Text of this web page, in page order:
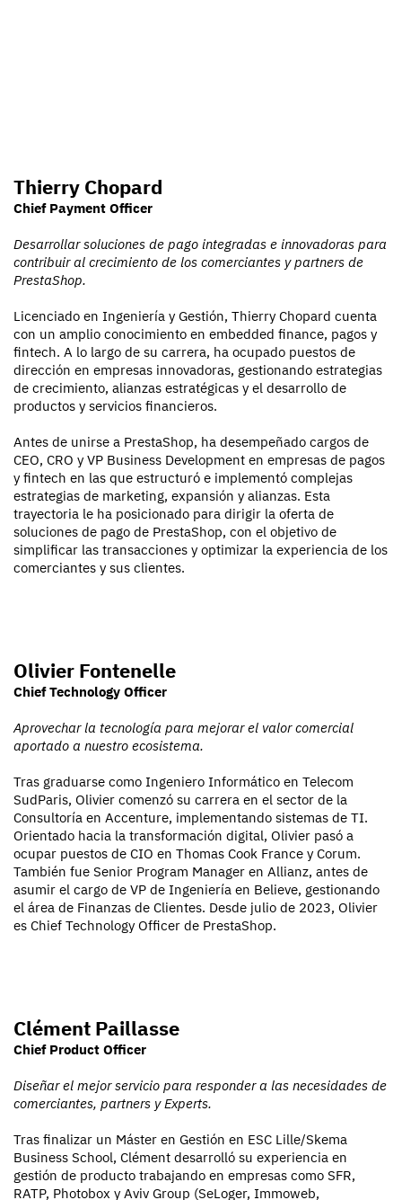
Thierry Chopard
Chief Payment Officer
Desarrollar soluciones de pago integradas e innovadoras para
contribuir al crecimiento de los comerciantes y partners de
PrestaShop.
Licenciado en Ingeniería y Gestión, Thierry Chopard cuenta
con un amplio conocimiento en embedded finance, pagos y
fintech. A lo largo de su carrera, ha ocupado puestos de
dirección en empresas innovadoras, gestionando estrategias
de crecimiento, alianzas estratégicas y el desarrollo de
productos y servicios financieros.
Antes de unirse a PrestaShop, ha desempeñado cargos de
CEO, CRO y VP Business Development en empresas de pagos
y fintech en las que estructuró e implementó complejas
estrategias de marketing, expansión y alianzas. Esta
trayectoria le ha posicionado para dirigir la oferta de
soluciones de pago de PrestaShop, con el objetivo de
simplificar las transacciones y optimizar la experiencia de los
comerciantes y sus clientes.
Olivier Fontenelle
Chief Technology Officer
Aprovechar la tecnología para mejorar el valor comercial
aportado a nuestro ecosistema.
Tras graduarse como Ingeniero Informático en Telecom
SudParis, Olivier comenzó su carrera en el sector de la
Consultoría en Accenture, implementando sistemas de TI.
Orientado hacia la transformación digital, Olivier pasó a
ocupar puestos de CIO en Thomas Cook France y Corum.
También fue Senior Program Manager en Allianz, antes de
asumir el cargo de VP de Ingeniería en Believe, gestionando
el área de Finanzas de Clientes. Desde julio de 2023, Olivier
es Chief Technology Officer de PrestaShop.
Clément Paillasse
Chief Product Officer
Diseñar el mejor servicio para responder a las necesidades de
comerciantes, partners y Experts.
Tras finalizar un Máster en Gestión en ESC Lille/Skema
Business School, Clément desarrolló su experiencia en
gestión de producto trabajando en empresas como SFR,
RATP, Photobox y Aviv Group (SeLoger, Immoweb,